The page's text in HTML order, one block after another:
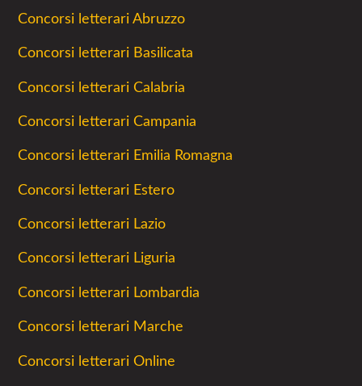
Concorsi letterari Abruzzo
Concorsi letterari Basilicata
Concorsi letterari Calabria
Concorsi letterari Campania
Concorsi letterari Emilia Romagna
Concorsi letterari Estero
Concorsi letterari Lazio
Concorsi letterari Liguria
Concorsi letterari Lombardia
Concorsi letterari Marche
Concorsi letterari Online